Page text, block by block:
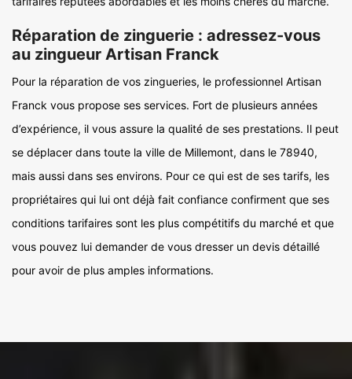
Réparation de zinguerie : adressez-vous
au zingueur Artisan Franck
Pour la réparation de vos zingueries, le professionnel Artisan
Franck vous propose ses services. Fort de plusieurs années
d’expérience, il vous assure la qualité de ses prestations. Il peut
se déplacer dans toute la ville de Millemont, dans le 78940,
mais aussi dans ses environs. Pour ce qui est de ses tarifs, les
propriétaires qui lui ont déjà fait confiance confirment que ses
conditions tarifaires sont les plus compétitifs du marché et que
vous pouvez lui demander de vous dresser un devis détaillé
pour avoir de plus amples informations.